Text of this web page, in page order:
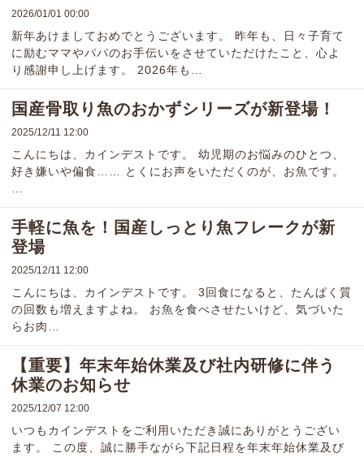
2026/01/01 00:00
新年あけましておめでとうございます。 昨年も、日々子育て
に励むママやパパのお手伝いをさせていただけたこと、心よ
り感謝申し上げます。 2026年も…
国産骨取り魚のおかずシリーズが新登場！
2025/12/11 12:00
こんにちは、カインデストです。 幼児期のお悩みのひとつ、
好き嫌いや偏食…… とくにお声をいただくのが、お魚です。
手軽に魚を！国産しっとり魚フレークが新
登場
2025/12/11 12:00
こんにちは、カインデストです。 3回食になると、たんぱく質
の回数も増えますよね。 お魚を食べさせたいけど、気づいた
らお肉…
【重要】年末年始休業及び社内研修に伴う
休業のお知らせ
2025/12/07 12:00
いつもカインデストをご利用いただき誠にありがとうござい
ます。 この度、誠に勝手ながら下記日程を年末年始休業及び